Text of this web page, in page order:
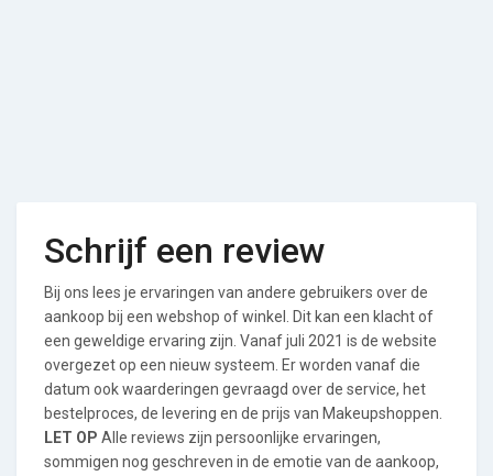
Schrijf een review
Bij ons lees je ervaringen van andere gebruikers over de
aankoop bij een webshop of winkel. Dit kan een klacht of
een geweldige ervaring zijn. Vanaf juli 2021 is de website
overgezet op een nieuw systeem. Er worden vanaf die
datum ook waarderingen gevraagd over de service, het
bestelproces, de levering en de prijs van Makeupshoppen.
LET OP Alle reviews zijn persoonlijke ervaringen,
sommigen nog geschreven in de emotie van de aankoop,